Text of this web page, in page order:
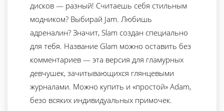
дисков — разный! Считаешь себя стильным
модником? Выбирай Jam. Любишь
адреналин? Значит, Slam создан специально
для тебя. Название Glam можно оставить без
комментариев — эта версия для гламурных
девчушек, зачитывающихся глянцевыми
журналами. Можно купить и «простой» Adam,
безо всяких индивидуальных примочек.